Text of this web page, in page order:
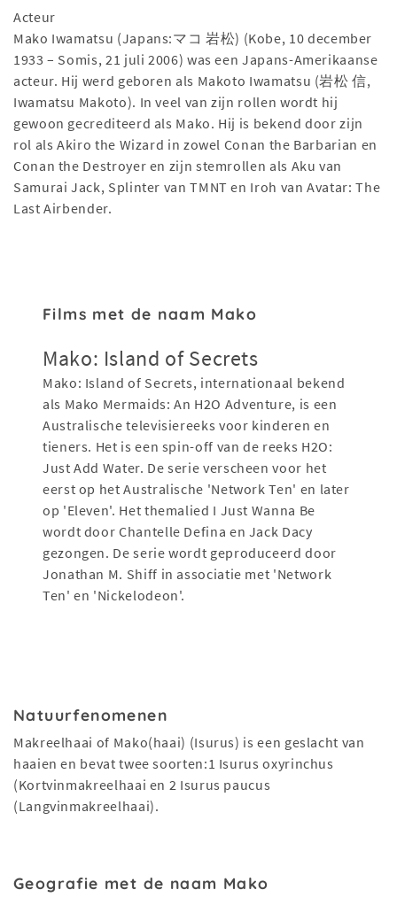
Acteur
Mako Iwamatsu (Japans:マコ 岩松) (Kobe, 10 december
1933 – Somis, 21 juli 2006) was een Japans-Amerikaanse
acteur. Hij werd geboren als Makoto Iwamatsu (岩松 信,
Iwamatsu Makoto). In veel van zijn rollen wordt hij
gewoon gecrediteerd als Mako. Hij is bekend door zijn
rol als Akiro the Wizard in zowel Conan the Barbarian en
Conan the Destroyer en zijn stemrollen als Aku van
Samurai Jack, Splinter van TMNT en Iroh van Avatar: The
Last Airbender.
Films met de naam Mako
Mako: Island of Secrets
Mako: Island of Secrets, internationaal bekend
als Mako Mermaids: An H2O Adventure, is een
Australische televisiereeks voor kinderen en
tieners. Het is een spin-off van de reeks H2O:
Just Add Water. De serie verscheen voor het
eerst op het Australische 'Network Ten' en later
op 'Eleven'. Het themalied I Just Wanna Be
wordt door Chantelle Defina en Jack Dacy
gezongen. De serie wordt geproduceerd door
Jonathan M. Shiff in associatie met 'Network
Ten' en 'Nickelodeon'.
Natuurfenomenen
Makreelhaai of Mako(haai) (Isurus) is een geslacht van
haaien en bevat twee soorten:1 Isurus oxyrinchus
(Kortvinmakreelhaai en 2 Isurus paucus
(Langvinmakreelhaai).
Geografie met de naam Mako